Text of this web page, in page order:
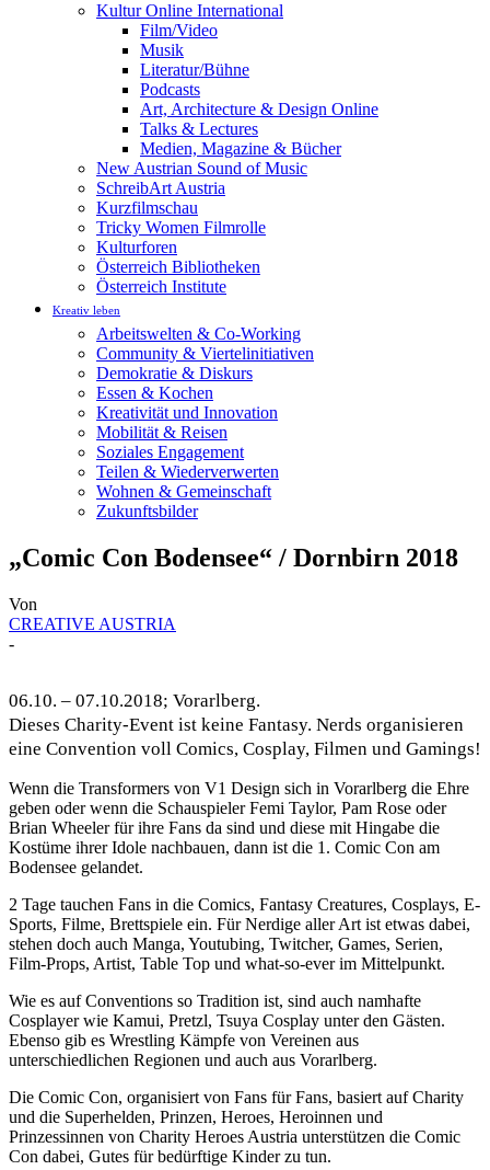
Kultur Online International
Film/Video
Musik
Literatur/Bühne
Podcasts
Art, Architecture & Design Online
Talks & Lectures
Medien, Magazine & Bücher
New Austrian Sound of Music
SchreibArt Austria
Kurzfilmschau
Tricky Women Filmrolle
Kulturforen
Österreich Bibliotheken
Österreich Institute
Kreativ leben
Arbeitswelten & Co-Working
Community & Viertelinitiativen
Demokratie & Diskurs
Essen & Kochen
Kreativität und Innovation
Mobilität & Reisen
Soziales Engagement
Teilen & Wiederverwerten
Wohnen & Gemeinschaft
Zukunftsbilder
„Comic Con Bodensee“ / Dornbirn 2018
Von
CREATIVE AUSTRIA
-
06.10. – 07.10.2018; Vorarlberg.
Dieses Charity-Event ist keine Fantasy. Nerds organisieren
eine Convention voll Comics, Cosplay, Filmen und Gamings!
Wenn die Transformers von V1 Design sich in Vorarlberg die Ehre
geben oder wenn die Schauspieler Femi Taylor, Pam Rose oder
Brian Wheeler für ihre Fans da sind und diese mit Hingabe die
Kostüme ihrer Idole nachbauen, dann ist die 1. Comic Con am
Bodensee gelandet.
2 Tage tauchen Fans in die Comics, Fantasy Creatures, Cosplays, E-
Sports, Filme, Brettspiele ein. Für Nerdige aller Art ist etwas dabei,
stehen doch auch Manga, Youtubing, Twitcher, Games, Serien,
Film-Props, Artist, Table Top und what-so-ever im Mittelpunkt.
Wie es auf Conventions so Tradition ist, sind auch namhafte
Cosplayer wie Kamui, Pretzl, Tsuya Cosplay unter den Gästen.
Ebenso gib es Wrestling Kämpfe von Vereinen aus
unterschiedlichen Regionen und auch aus Vorarlberg.
Die Comic Con, organisiert von Fans für Fans, basiert auf Charity
und die Superhelden, Prinzen, Heroes, Heroinnen und
Prinzessinnen von Charity Heroes Austria unterstützen die Comic
Con dabei, Gutes für bedürftige Kinder zu tun.